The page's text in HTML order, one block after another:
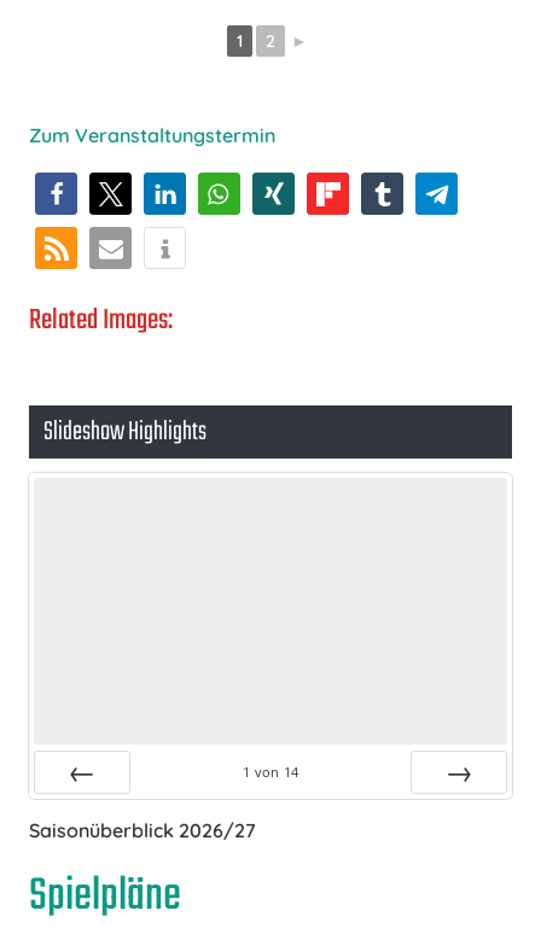
1 2 ►
Zum Veranstaltungstermin
Related Images:
Slideshow Highlights
1 von 14
Saisonüberblick 2026/27
Spielpläne